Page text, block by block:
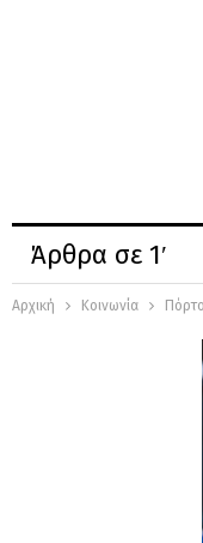
Άρθρα σε 1′
Αρχική Κοινωνία